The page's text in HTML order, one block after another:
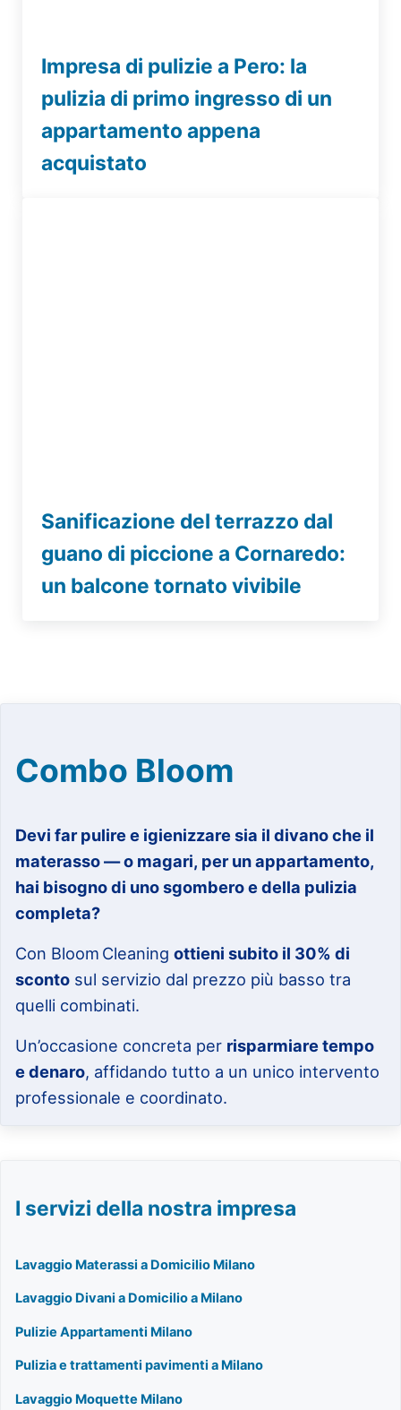
Impresa di pulizie a Pero: la
pulizia di primo ingresso di un
appartamento appena
acquistato
Sanificazione del terrazzo dal
guano di piccione a Cornaredo:
un balcone tornato vivibile
Combo Bloom
Devi far pulire e igienizzare sia il divano che il
materasso — o magari, per un appartamento,
hai bisogno di uno sgombero e della pulizia
completa?
Con Bloom Cleaningottieni subito il 30% di
sconto sul servizio dal prezzo più basso tra
quelli combinati.
Un’occasione concreta per risparmiare tempo
e denaro, affidando tutto a un unico intervento
professionale e coordinato.
I servizi della nostra impresa
Lavaggio Materassi a Domicilio Milano
Lavaggio Divani a Domicilio a Milano
Pulizie Appartamenti Milano
Pulizia e trattamenti pavimenti a Milano
Lavaggio Moquette Milano